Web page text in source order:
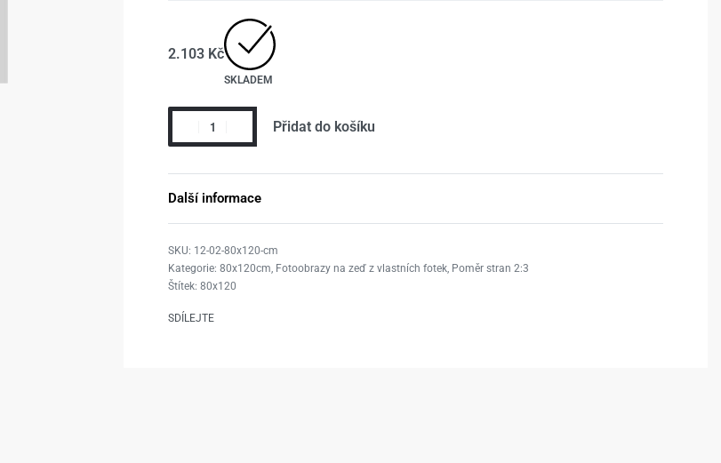
2.103 Kč
SKLADEM
Přidat do košíku
Další informace
12-02-80x120-cm
Kategorie: 80x120cm, Fotoobrazy na zeď z vlastních fotek, Poměr stran 2:3
Štítek: 80x120
SDÍLEJTE